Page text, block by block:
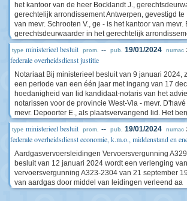
het kantoor van de heer Bocklandt J.,
gerechtelijk arrondissement Antwerpen, gevestigd te
van mevr. Schrooten V., ge - is het kantoor van mevr.
gerechtsdeurwaarder in het gerechtelijk
type ministerieel besluit prom. -- pub. 19/01/2024 numac
federale overheidsdienst justitie
Notariaat Bij ministerieel besluit van 9 januari 2024,
een periode van een één jaar met ingang van 17
hoedanigheid van lid kandidaat-notaris van het
notarissen voor de provincie West-Vla - mevr.
mevr. Depoorter E., als plaatsvervangend lid. Het
type ministerieel besluit prom. -- pub. 19/01/2024 numac
federale overheidsdienst economie, k.m.o., middenstand en
Aardgasvervoersleidingen Vervoersvergunning
besluit van 12 januari 2024 wordt een verlenging
vervoersvergunning A323-2304 van 21 september
van aardgas door middel van leidingen verleend aa